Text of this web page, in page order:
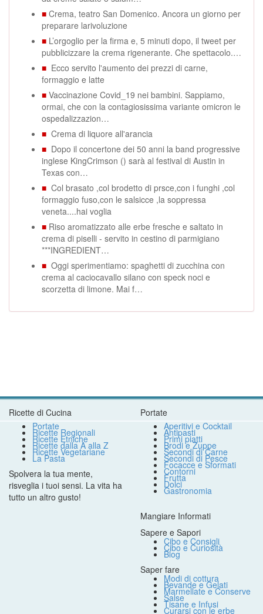
■ Crema, teatro San Domenico. Ancora un giorno per
preparare larivoluzione
■ L’orgoglio per la firma e, 5 minuti dopo, il tweet per
pubblicizzare la crema rigenerante. Che spettacolo.…
■ Ecco servito l'aumento dei prezzi di carne,
formaggio e latte
■ Vaccinazione Covid_19 nei bambini. Sappiamo,
ormai, che con la contagiosissima variante omicron le
ospedalizzazion…
■ Crema di liquore all'arancia
■ Dopo il concertone dei 50 anni la band progressive
inglese KingCrimson () sarà al festival di Austin in
Texas con…
■ Col brasato ,col brodetto di prsce,con i funghi ,col
formaggio fuso,con le salsicce ,la soppressa
veneta....hai voglia
■ Riso aromatizzato alle erbe fresche e saltato in
crema di piselli - servito in cestino di parmigiano
***INGREDIENT…
■ Oggi sperimentiamo: spaghetti di zucchina con
crema al caciocavallo silano con speck noci e
scorzetta di limone. Mai f…
Ricette di Cucina
Portate
Ricette Regionali
Ricette Etniche
Ricette dalla A alla Z
Ricette Vegetariane
La Pasta
Spolvera la tua mente,
risveglia i tuoi sensi. La vita ha
tutto un altro gusto!
Portate
Aperitivi e Cocktail
Antipasti
Primi piatti
Brodi e Zuppe
Secondi di Carne
Secondi di Pesce
Focacce e Sformati
Contorni
Frutta
Dolci
Gastronomia
Mangiare Informati
Sapere e Sapori
Cibo e Consigli
Cibo e Curiosità
Blog
Saper fare
Modi di cottura
Bevande e Gelati
Marmellate e Conserve
Salse
Tisane e Infusi
Curarsi con le erbe